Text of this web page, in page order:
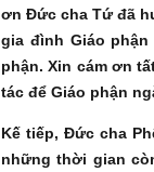
ơn Đức cha Tứ đã
gia đình Giáo
phận. Xin cám ơn
tác để Giáo phận
Kế tiếp, Đức cha
những thời gian